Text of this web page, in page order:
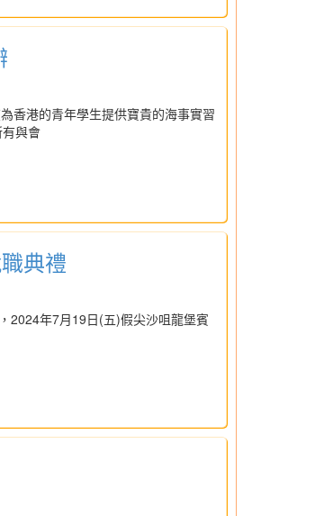
香港的青年學生提供寶貴的海事實習
與會
典禮
2024年7月19日(五)假尖沙咀龍堡賓